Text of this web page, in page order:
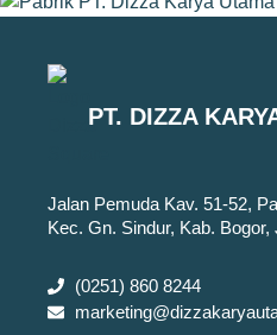
PT. DIZZA
Jalan Pemuda Kav. 51-52,
Kec. Gn. Sindur, Kab.
(0251) 860 8244